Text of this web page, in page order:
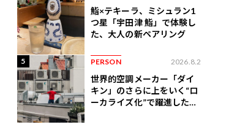
鮨×テキーラ、ミシュラン1
つ星「宇田津 鮨」で体験し
た、大人の新ペアリング
5 PERSON 2026.8.2
世界的空調メーカー「ダイ
キン」のさらに上をいく“ロ
ーカライズ化”で躍進したイ